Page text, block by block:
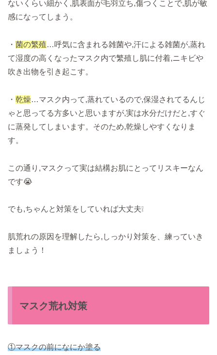
ないくらい細かく,肌表面が毛羽立ち,傷つくことで,肌が敏
感になってしまう。
・ 菌の繁殖…呼気に含まれる雑菌や,汗による雑菌が,蒸れ
て湿度の高くなったマスク内で繁殖し肌に付着,ニキビや
吹き出物を引き起こす。
・ 乾燥…マスク内って,蒸れているので,保湿されてるんじ
ゃと思ってる方多いと思いますが,実は水分だけだと,すぐ
に蒸発してしまいます。そのため,乾燥しやすくなりま
す。
この通り,マスクって実は結構お肌にとってリスキーなん
です😭
でも,ちゃんと対策をしていれば大丈夫❕
肌荒れの原因を理解したら,しっかり対策を、練っていき
ましょう！
マスク荒れ対策
①マスクの前になにか塗る